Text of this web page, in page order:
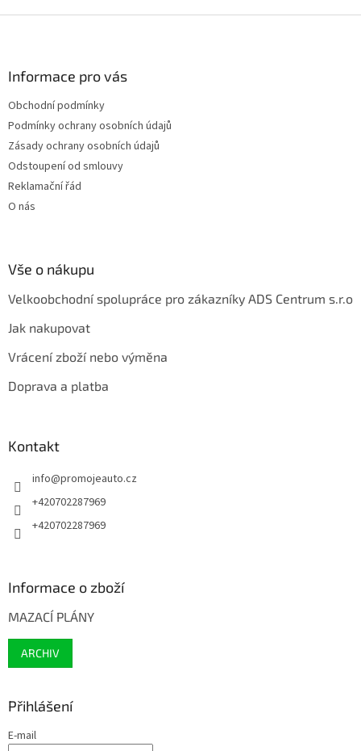
Informace pro vás
Obchodní podmínky
Podmínky ochrany osobních údajů
Zásady ochrany osobních údajů
Odstoupení od smlouvy
Reklamační řád
O nás
Vše o nákupu
Velkoobchodní spolupráce pro zákazníky ADS Centrum s.r.o
Jak nakupovat
Vrácení zboží nebo výměna
Doprava a platba
Kontakt
info@promojeauto.cz
+420702287969
+420702287969
Informace o zboží
MAZACÍ PLÁNY
ARCHIV
Přihlášení
E-mail